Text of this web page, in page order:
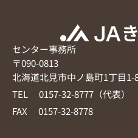
センター事務所
〒090-0813
北海道北見市中ノ島町1丁目1-
TEL 0157-32-8777（代表）
FAX 0157-32-8778